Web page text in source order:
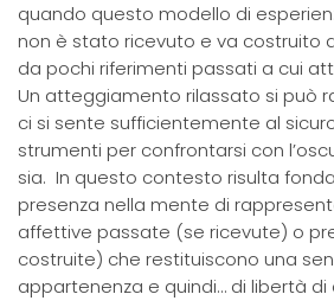
quando questo modello di
non è stato ricevuto e va costruito
da pochi riferimenti passati a cui
Un atteggiamento rilassato si può
ci si sente sufficientemente al
strumenti per confrontarsi con
sia. In questo contesto risulta
presenza nella mente di
affettive passate (se ricevute) o
costruite) che restituiscono una
appartenenza e quindi… di libertà